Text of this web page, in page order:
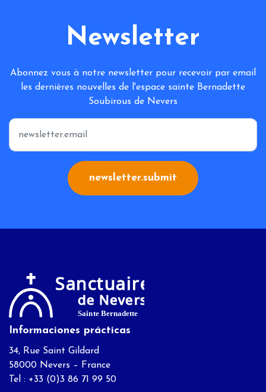
Newsletter
Abonnez vous à notre newsletter pour recevoir par email
les dernières nouvelles de l'espace sainte Bernadette
Soubirous de Nevers
*
newsletter.submit
Informaciones prácticas
34, Rue Saint Gildard
58000 Nevers – France
Tel : +33 (0)3 86 71 99 50